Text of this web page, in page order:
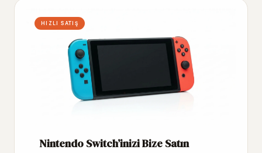
HIZLI SATIŞ
Nintendo Switch’inizi Bize Satın